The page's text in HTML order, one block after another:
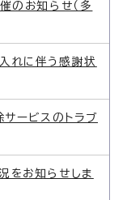
のお知らせ（多
れに伴う感謝状
ービスのトラブ
をお知らせしま